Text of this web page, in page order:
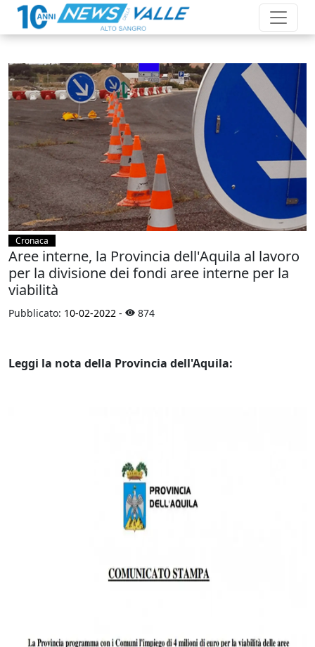
Cronaca
Aree interne, la Provincia dell'Aquila al lavoro
per la divisione dei fondi aree interne per la
viabilità
Pubblicato: 10-02-2022 - 874
Leggi la nota della Provincia dell'Aquila: